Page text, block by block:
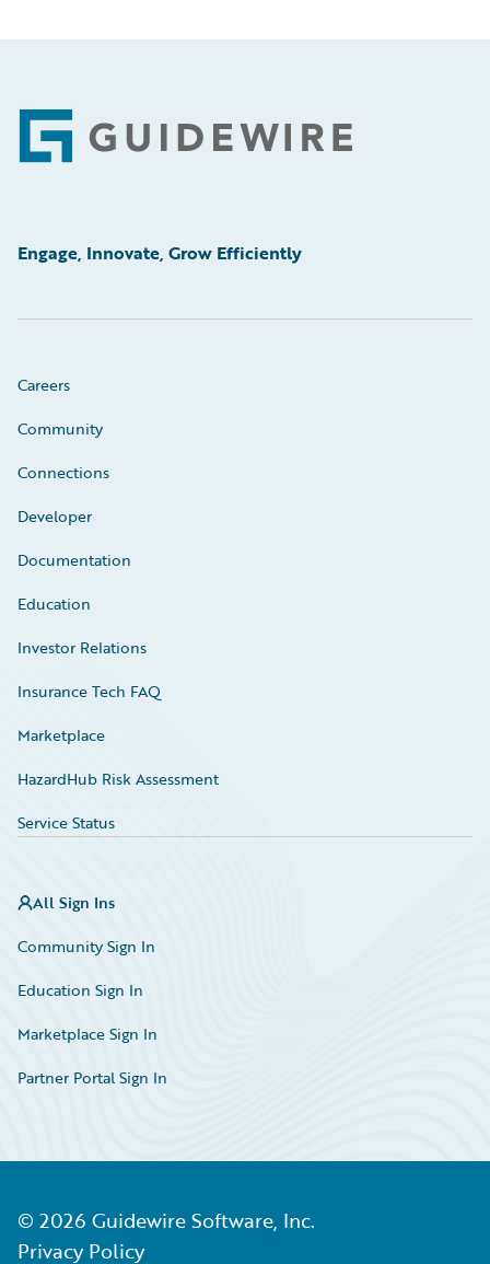
Footer
Engage, Innovate, Grow Efficiently
Careers
Community
Connections
Developer
Documentation
Education
Investor Relations
Insurance Tech FAQ
Marketplace
HazardHub Risk Assessment
Service Status
All Sign Ins
Community Sign In
Education Sign In
Marketplace Sign In
Partner Portal Sign In
© 2026 Guidewire Software, Inc.
Privacy Policy